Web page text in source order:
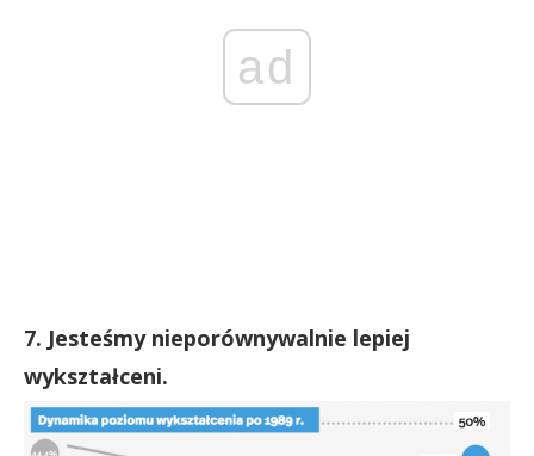
ad
7. Jesteśmy nieporównywalnie lepiej
wykształceni.